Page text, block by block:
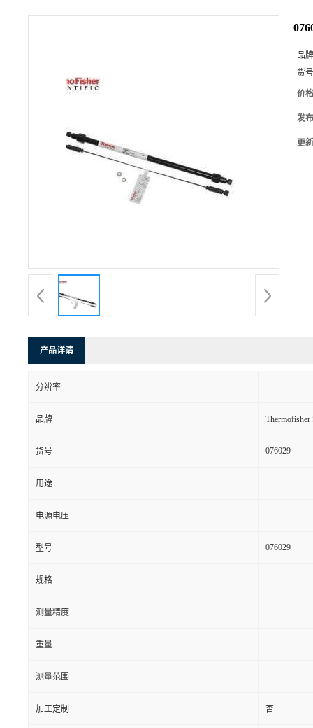
品
货
价
发
更
产品详请
分辨率
品牌
货号 076029
用途
电源电压
型号 076029
规格
测量精度
重量
测量范围
加工定制 否